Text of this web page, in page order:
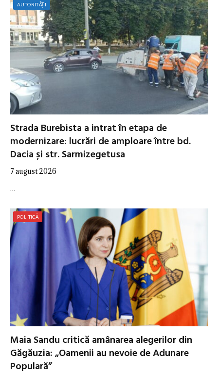
AUTORITĂȚI
Strada Burebista a intrat în etapa de
modernizare: lucrări de amploare între bd.
Dacia și str. Sarmizegetusa
7 august 2026
…
POLITICĂ
Maia Sandu critică amânarea alegerilor din
Găgăuzia: „Oamenii au nevoie de Adunare
Populară”